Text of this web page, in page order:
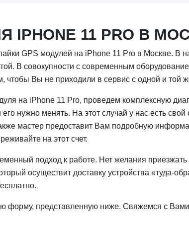
IPHONE 11 PRO В
GPS модулей на iPhone 11 Pro в Москве. В
В совокупности с современным
чтобы Вы не приходили в сервис с одной и той
на iPhone 11 Pro, проведем комплексную
нужно менять. На этот случай у нас есть
мастер предоставит Вам подробную
на этот счет.
подход к работе. Нет желания приезжать
осуществит доставку устройства «туда-
форму, представленную ниже. Свяжемся с